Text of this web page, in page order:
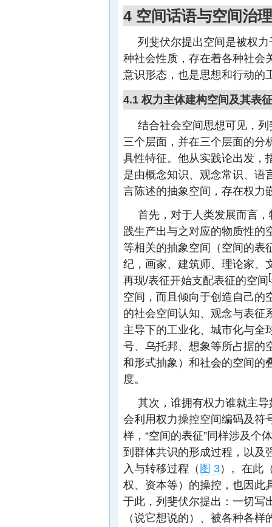
4 空间话语与空间治理
列斐伏尔提出空间是被权
种社会性质，存在着各种社会
意识形态，也是思想和行动的
4.1 权力主体建构空间及其表征
结合社会空间思想可见，
三个层面，并在三个层面的分
具性特征。他从实践论出发，
是由概念知识、观念常识、语
言陈述的抽象空间，存在权力
首先，对于人类发展而言
践生产出与之对应的物质性的
等相关的抽象空间（空间的表
纪，画家、建筑师、理论家、
再现/表征开始支配表征的空间[
空间，而且倾向于创造自己的
的社会空间认知、观念与表征
主导下的工业化、城市化与全
号、乌托邦、想象等所占据的
和形式抽象）和社会的空间的
度。
其次，谁拥有权力谁就主
会利用权力操控空间编码及符
样，“空间的表征”同样涉及个
到群体共识的形成过程，以及
入与转移过程（ 图 3）。在此
权、资本等）的操控，也因此
于此，列斐伏尔提出：一切写
（说它想说的）、被各种各